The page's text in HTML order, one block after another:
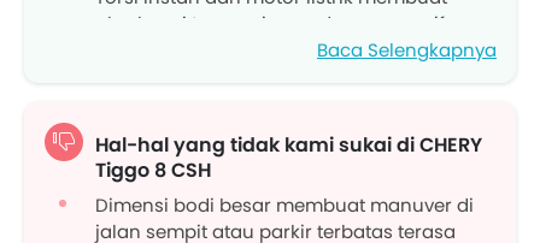
akselerasi terasa ringan dan responsif,
ideal untuk lalu lintas perkotaan maupun
premium seperti ventilated seat, memory
seat, panoramic roof, dan wireless charger.
Sistem hiburan modern dengan layar
sentuh besar, Apple CarPlay/Android Auto,
Baca Selengkapnya
Hal-hal yang tidak kami sukai di CHERY
Tiggo 8 CSH
Dimensi bodi besar membuat manuver di
jalan sempit atau parkir terbatas terasa